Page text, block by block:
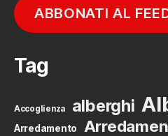
ABBONATI AL
Tag
Accoglienza alberghi
Arredamento